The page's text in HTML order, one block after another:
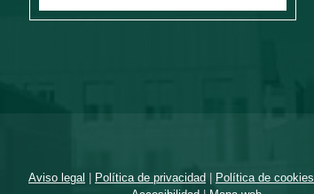
Aviso legal Política de privacidad Política de cookies